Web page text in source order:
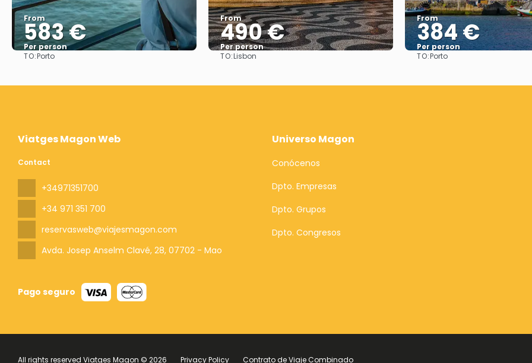
From
583 €
Per person
TO:Porto
From
490 €
Per person
TO:Lisbon
From
384 €
Per person
TO:Porto
Viatges Magon Web
Contact
+34971351700
+34 971 351 700
reservasweb@viajesmagon.com
Avda. Josep Anselm Clavé, 28, 07702 - Mao
Pago seguro
Universo Magon
Conócenos
Dpto. Empresas
Dpto. Grupos
Dpto. Congresos
All rights reserved Viatges Magon © 2026 Privacy Policy Contrato de Viaje Combinado